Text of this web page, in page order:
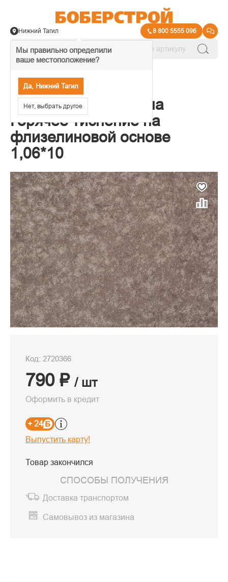
Мы правильно определили
ваше местоположение?
Да, Нижний Тагил
Нет, выбрать другое
Нижний Тагил 8 800 5555 096
Обои Elysium Вилена
Горячее тиснение на
флизелиновой основе
1,06*10
Код: 2720366
790 ₽ / шт
Оформить в кредит
+ 24
Выпустить карту!
Товар закончился
СПОСОБЫ ПОЛУЧЕНИЯ
Доставка транспортом
Самовывоз из магазина